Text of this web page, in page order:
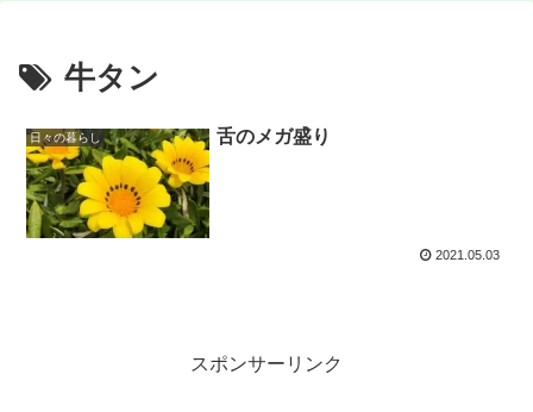
牛タン
日々の暮らし 舌のメガ盛り
2021.05.03
スポンサーリンク